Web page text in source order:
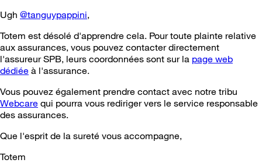
Ugh @tanguypappini,
Totem est désolé d'apprendre cela. Pour toute plainte relative
aux assurances, vous pouvez contacter directement
l'assureur SPB, leurs coordonnées sont sur la page web
dédiée à l'assurance.
Vous pouvez également prendre contact avec notre tribu
Webcare qui pourra vous rediriger vers le service responsable
des assurances.
Que l'esprit de la sureté vous accompagne,
Totem